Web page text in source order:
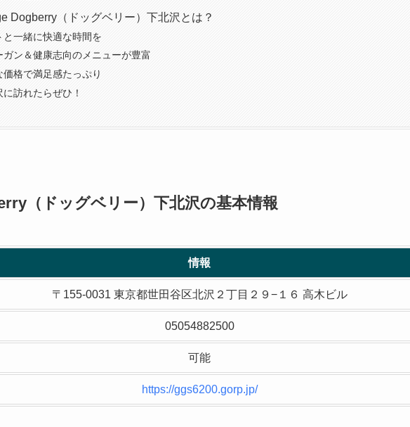
Dogberry（ドッグベリー）下北沢とは？
と一緒に快適な時間を
ガン＆健康志向のメニューが豊富
価格で満足感たっぷり
に訪れたらぜひ！
（ドッグベリー）下北沢の基本情報
情報
〒155-0031 東京都世田谷区北沢２丁目２９−１６ 高木ビル
05054882500
可能
https://ggs6200.gorp.jp/